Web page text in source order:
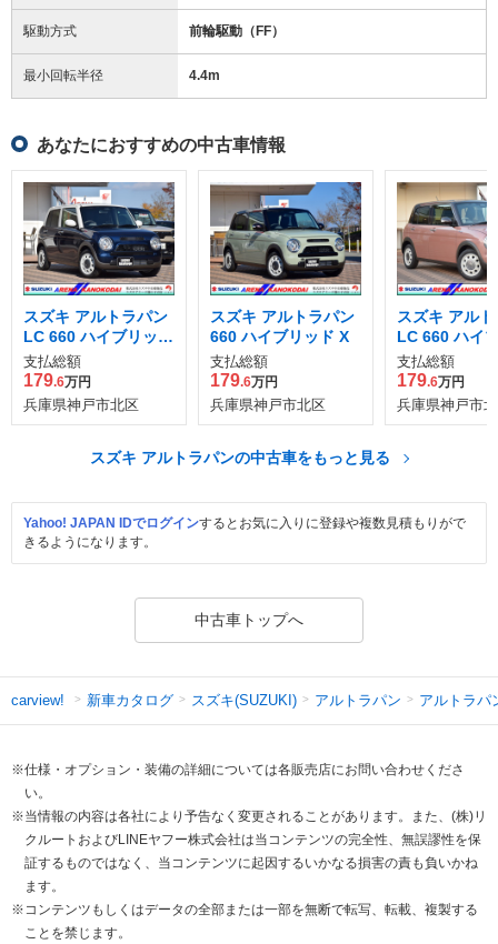
駆動方式 前輪駆動（FF）
最小回転半径 4.4m
あなたにおすすめの中古車情報
スズキ アルトラパン
LC 660 ハイブリッド
X
支払総額
179.6万円
兵庫県神戸市北区
スズキ アルトラパン
660 ハイブリッド X
支払総額
179.6万円
兵庫県神戸市北区
スズキ アル
LC 660 ハイ
X
支払総額
179.6万円
兵庫県神戸市
スズキ アルトラパンの中古車をもっと見る
Yahoo! JAPAN IDでログインするとお気に入りに登録や複数見積もりがで
きるようになります。
中古車トップへ
carview! 新車カタログ スズキ(SUZUKI) アルトラパン アルトラパ
※仕様・オプション・装備の詳細については各販売店にお問い合わせくださ
い。
※当情報の内容は各社により予告なく変更されることがあります。また、(株)リ
クルートおよびLINEヤフー株式会社は当コンテンツの完全性、無誤謬性を保
証するものではなく、当コンテンツに起因するいかなる損害の責も負いかね
ます。
※コンテンツもしくはデータの全部または一部を無断で転写、転載、複製する
ことを禁じます。